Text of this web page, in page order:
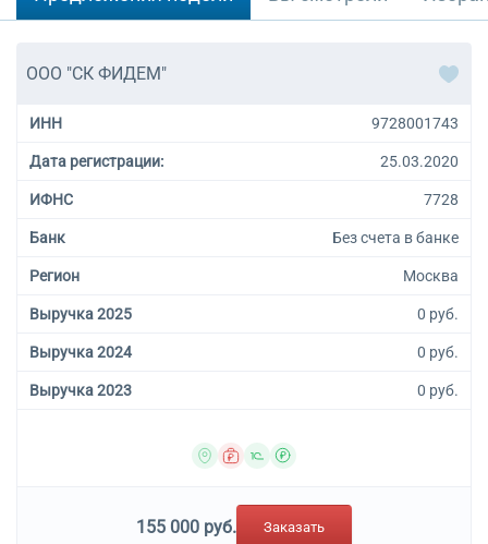
ООО "СК ФИДЕМ"
ИНН 9728001743
Дата регистрации: 25.03.2020
ИФНС 7728
Банк Без счета в банке
Регион Москва
Выручка 2025 0 руб.
Выручка 2024 0 руб.
Выручка 2023 0 руб.
155 000 руб. Заказать